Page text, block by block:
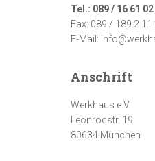
Tel.: 089 / 16 61 02
Fax: 089 / 189 2 11
E-Mail:
Anschrift
Werkhaus e.V.
Leonrodstr. 19
80634 München